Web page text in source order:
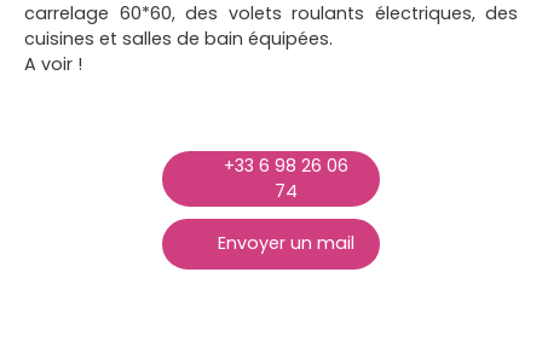
carrelage 60*60, des volets roulants électriques, des
cuisines et salles de bain équipées.
A voir !
+33 6 98 26 06
74
Envoyer un mail